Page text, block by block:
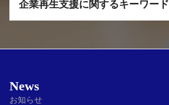
申告 税理士 栃木
e-tax デメリット
借入金 リスケジュール
資金繰り 対策
コンサルティング 税理士 相談
企業再生支援に関するキーワード
税理士 千代田区
News
お知らせ